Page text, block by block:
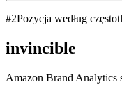
#2Pozycja według
invincible
Amazon Brand Analytics